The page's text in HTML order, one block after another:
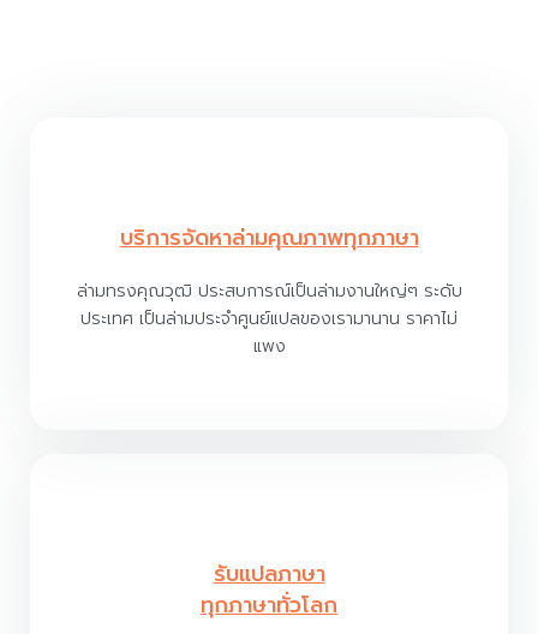
บริการจัดหาล่ามคุณภาพทุกภาษา
ล่ามทรงคุณวุฒิ ประสบการณ์เป็นล่ามงานใหญ่ๆ ระดับ
ประเทศ เป็นล่ามประจำศูนย์แปลของเรามานาน ราคาไม่
แพง
รับแปลภาษา
ทุกภาษาทั่วโลก